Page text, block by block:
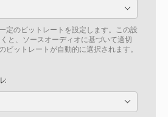
定のビットレートを設定します。この設
と、ソースオーディオに基づいて適切
ビットレートが自動的に選択されます。
: